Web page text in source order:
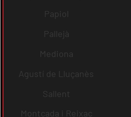
Papiol
Pallejà
Mediona
Agustí de Lluçanès
Sallent
Montcada i Reixac